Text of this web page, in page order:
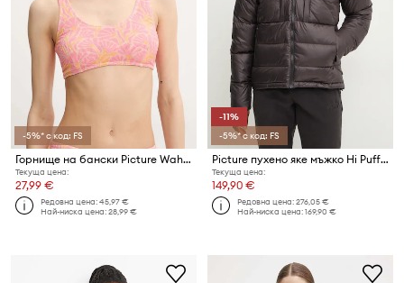
-5%* с код: FS
Горнище на бански Picture Wahine Top Print
Текуща цена:
27,99 €
Редовна цена:45,97 €
Най-ниска цена:28,99 €
-11%
-5%* с код: FS
Picture пухено яке мъжко Hi Puff Down
Текуща цена:
149,90 €
Редовна цена:276,05 €
Най-ниска цена:169,90 €